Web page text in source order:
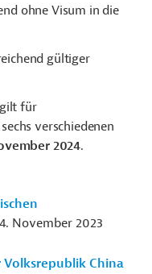
ohne Visum in die
gültiger
für
verschiedenen
2024.
November 2023
China